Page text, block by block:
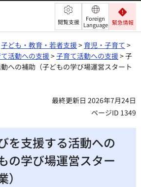
閲覧支援
Foreign
Language 緊急情報
子ども・教育・若者支援> 育児・子育て >
活動への支援>子育て活動への支援> 子
への補助（子どもの学び場運営スタート
最終更新日 2026年7月24日
ページID 1349
を支援する活動への
の学び場運営スター